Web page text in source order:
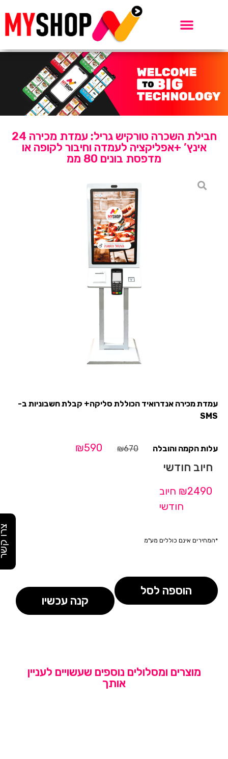
חבילת השכרה טורקיש גריל: עמדת מכירה 24
אינץ’ +אפליקציה לעמדה וחיבור לקופה או
מדפסת בונים 80 ממ
עמדת מכירה אנדרואיד הכוללת סליקה+ קבלת חשבוניות ב-
SMS
₪670
₪590
חיוב חודשי
₪2490 חיוב
חודשי
*המחירים אינם כוללים מע"מ
הוספה לסל
קנה עכשיו
מוצרים ומסלולים נוספים שעשויים לעניין
אותך